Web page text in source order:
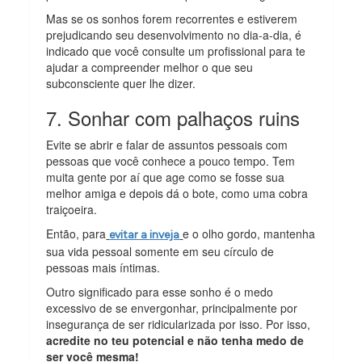
Mas se os sonhos forem recorrentes e estiverem
prejudicando seu desenvolvimento no dia-a-dia, é
indicado que você consulte um profissional para te
ajudar a compreender melhor o que seu
subconsciente quer lhe dizer.
7. Sonhar com palhaços ruins
Evite se abrir e falar de assuntos pessoais com
pessoas que você conhece a pouco tempo. Tem
muita gente por aí que age como se fosse sua
melhor amiga e depois dá o bote, como uma cobra
traiçoeira.
Então, para evitar a inveja e o olho gordo, mantenha
sua vida pessoal somente em seu círculo de
pessoas mais íntimas.
Outro significado para esse sonho é o medo
excessivo de se envergonhar, principalmente por
insegurança de ser ridicularizada por isso. Por isso,
acredite no teu potencial e não tenha medo de
ser você mesma!